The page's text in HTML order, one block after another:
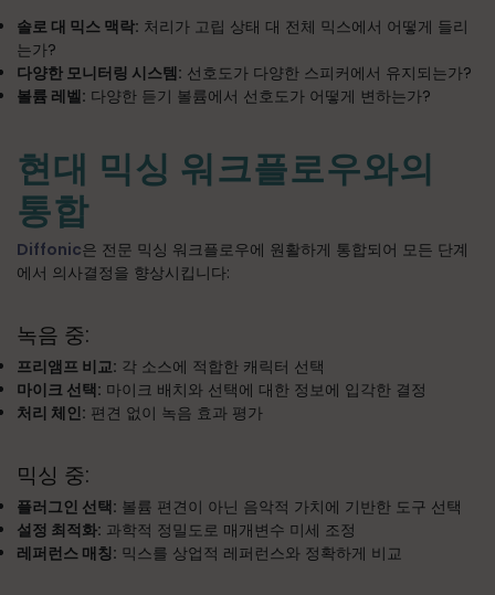
솔로 대 믹스 맥락: 처리가 고립 상태 대 전체 믹스에서 어떻게 들리
는가?
다양한 모니터링 시스템: 선호도가 다양한 스피커에서 유지되는가?
볼륨 레벨: 다양한 듣기 볼륨에서 선호도가 어떻게 변하는가?
현대 믹싱 워크플로우와의
통합
Diffonic은 전문 믹싱 워크플로우에 원활하게 통합되어 모든 단계
에서 의사결정을 향상시킵니다:
녹음 중:
프리앰프 비교: 각 소스에 적합한 캐릭터 선택
마이크 선택: 마이크 배치와 선택에 대한 정보에 입각한 결정
처리 체인: 편견 없이 녹음 효과 평가
믹싱 중:
플러그인 선택: 볼륨 편견이 아닌 음악적 가치에 기반한 도구 선택
설정 최적화: 과학적 정밀도로 매개변수 미세 조정
레퍼런스 매칭: 믹스를 상업적 레퍼런스와 정확하게 비교